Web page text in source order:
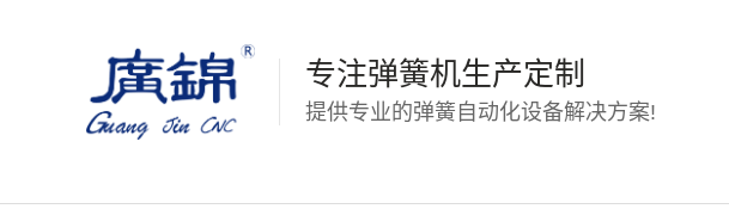
专注弹簧机生产定制
提供专业的弹簧自动化设备解决方案!